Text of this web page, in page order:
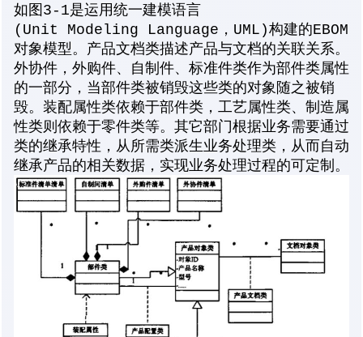
如图3-1是运用统一建模语言
(Unit Modeling Language，UML)构建的EBOM
对象模型。产品文档类描述产品与文档的关联关系。
外协件，外购件、自制件、标准件类作为部件类属性
的一部分，当部件类被销毁这些类的对象随之被销
毁。装配属性类依赖于部件类，工艺属性类、制造属
性类则依赖于零件类等。其它部门根据业务需要通过
类的继承特性，从所需类派生业务处理类，从而自动
继承产品的相关数据，实现业务处理过程的可定制。